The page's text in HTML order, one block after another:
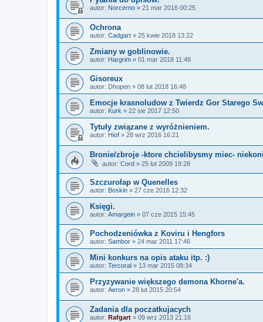
autor: Norcerno » 21 mar 2016 00:25
Ochrona
autor: Cadgart » 25 kwie 2018 13:22
Zmiany w goblinowie.
autor: Hargrim » 01 mar 2018 11:48
Gisoreux
autor: Dhopen » 08 lut 2018 16:48
Emocje krasnoludow z Twierdz Gor Starego
autor: Kurk » 22 sie 2017 12:50
Tytuły związane z wyróżnieniem.
autor: Hiof » 28 wrz 2016 16:21
Bronie/zbroje -ktore chcielibysmy miec-
autor: Cord » 25 lut 2009 19:28
Szczurołap w Quenelles
autor: Boskin » 27 cze 2016 12:32
Księgi.
autor: Amargein » 07 cze 2015 15:45
Pochodzeniówka z Koviru i Hengfors
autor: Sambor » 24 mar 2011 17:46
Mini konkurs na opis ataku itp. :)
autor: Tercoral » 13 mar 2015 08:34
Przyzywanie większego demona Khorne'a.
autor: Aeron » 28 lut 2015 20:54
Zadania dla poczatkujacych
autor: Rafgart » 09 wrz 2013 21:16